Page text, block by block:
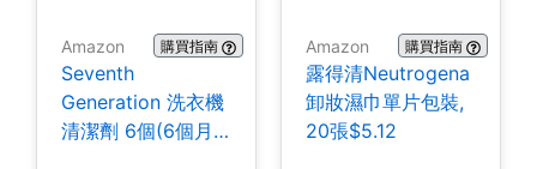
Amazon 購買指南
Seventh
Generation 洗衣機
清潔劑 6個(6個月
Amazon 購買指南
露得清Neutrogena
卸妝濕巾單片包裝,
20張$5.12